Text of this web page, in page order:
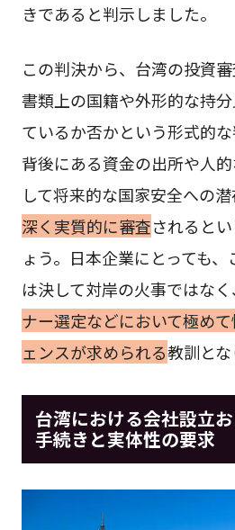
きであると判示しました。
この判決から、台湾の投資
書類上の国籍や外形的な持
ているか否かという形式的な
背後にある資金の出所や人
して将来的な国家安全への
深く実質的に審査されると
ょう。日本企業にとっても
は決して対岸の火事ではな
ナー選定などにおいて極め
ェンスが求められる教訓とな
台湾における会社設立
手続きと実体性の要求